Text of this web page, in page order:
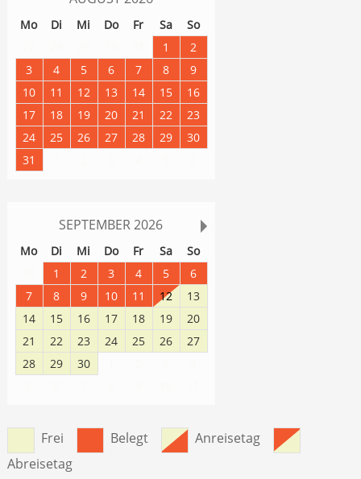
Mo Di Mi Do Fr Sa
So
1
2
3
4 5 6 7 8
9
10
11 12 13 14 15
16
17
18 19 20 21 22
23
24
25 26 27 28 29
30
31
SEPTEMBER 2026
Mo Di Mi Do Fr Sa
So
1 2 3 4 5
6
7
8 9 10 11 12
13
14
15 16 17 18 19
20
21
22 23 24 25 26
27
28
29 30
Frei Belegt
Anreisetag
Abreisetag